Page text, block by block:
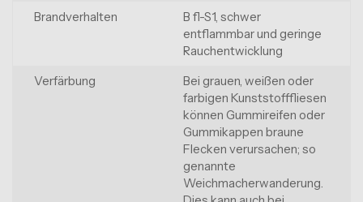
Brandverhalten
B fl-S1, schwer
entflammbar und geringe
Rauchentwicklung
Verfärbung
Bei grauen, weißen oder
farbigen Kunststofffliesen
können Gummireifen oder
Gummikappen braune
Flecken verursachen; so
genannte
Weichmacherwanderung.